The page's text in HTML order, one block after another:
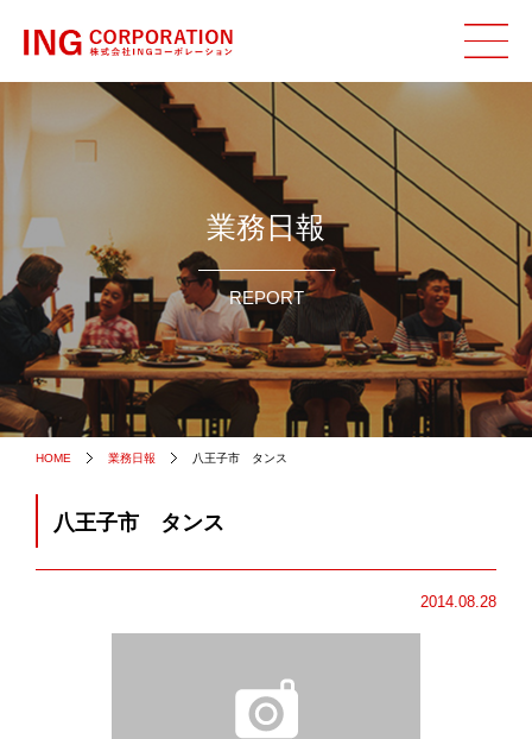
業務日報
REPORT
HOME 業務日報 八王子市 タンス
八王子市 タンス
2014.08.28